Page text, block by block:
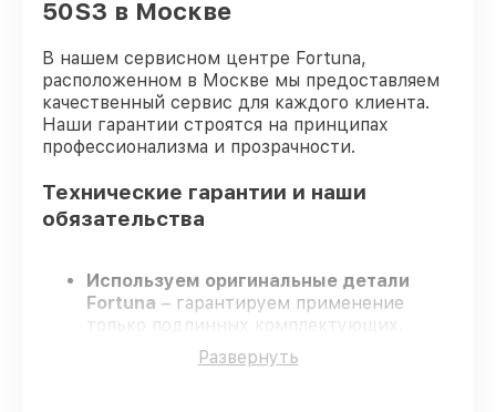
50S3 в Москве
В нашем сервисном центре Fortuna,
расположенном в Москве мы предоставляем
качественный сервис для каждого клиента.
Наши гарантии строятся на принципах
профессионализма и прозрачности.
Технические гарантии и наши
обязательства
Используем оригинальные детали
Fortuna – гарантируем применение
только подлинных комплектующих.
Сертифицированные мастера
проходят жёсткий контроль знаний и
Развернуть